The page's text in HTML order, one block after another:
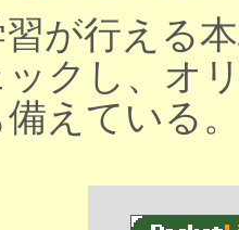
が行える
クし、オ
えている